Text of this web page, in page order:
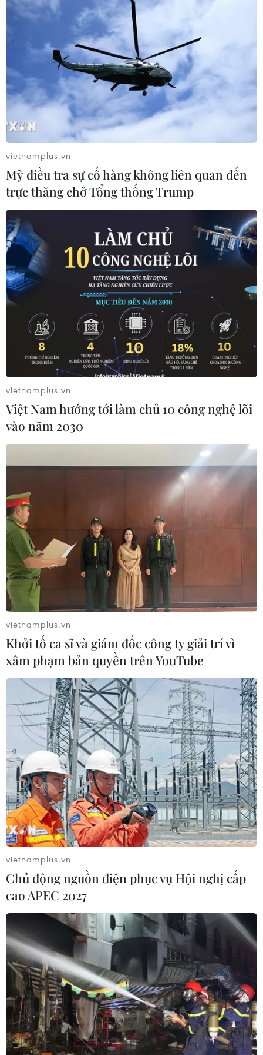
vietnamplus.vn
Mỹ điều tra sự cố hàng không liên quan đến
trực thăng chở Tổng thống Trump
vietnamplus.vn
Việt Nam hướng tới làm chủ 10 công nghệ lõi
vào năm 2030
vietnamplus.vn
Khởi tố ca sĩ và giám đốc công ty giải trí vì
xâm phạm bản quyền trên YouTube
vietnamplus.vn
Chủ động nguồn điện phục vụ Hội nghị cấp
cao APEC 2027